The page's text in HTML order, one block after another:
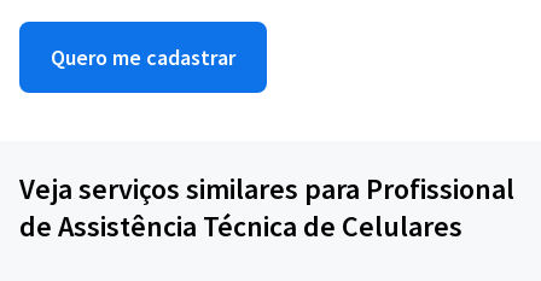
Quero me cadastrar
Veja serviços similares para Profissional
de Assistência Técnica de Celulares